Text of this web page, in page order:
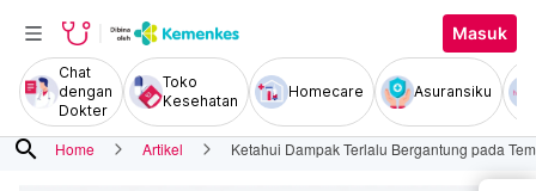
Masuk
Chat
dengan
Dokter
Toko
Kesehatan
Homecare Asuransiku
search Home Artikel Ketahui Dampak Terlalu Bergantung pada